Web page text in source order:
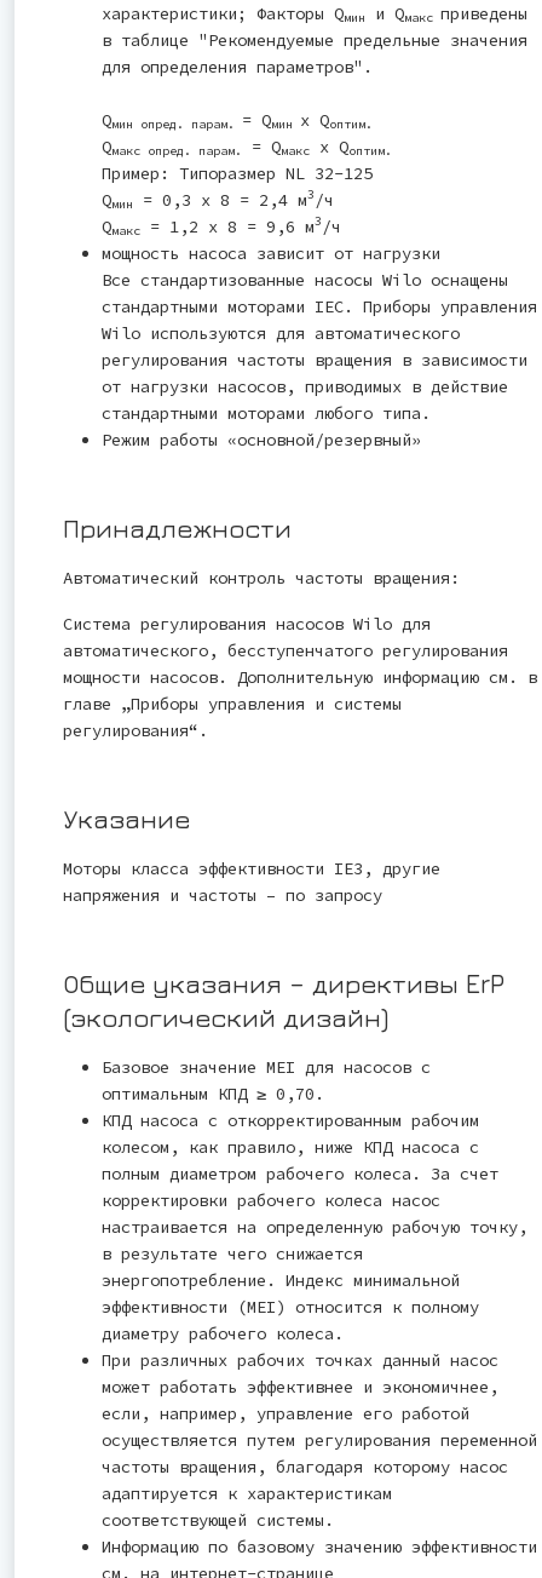
характеристики; Факторы Qмин и Qмакс приведены
в таблице "Рекомендуемые предельные значения
для определения параметров".
Qмин опред. парам. = Qмин x Qоптим.
Qмакс опред. парам. = Qмакс x Qоптим.
Пример: Типоразмер NL 32-125
Qмин = 0,3 x 8 = 2,4 м3 /ч
Qмакс = 1,2 x 8 = 9,6 м3 /ч
мощность насоса зависит от нагрузки
Все стандартизованные насосы Wilo оснащены
стандартными моторами IEC. Приборы управления
Wilo используются для автоматического
регулирования частоты вращения в зависимости
от нагрузки насосов, приводимых в действие
стандартными моторами любого типа.
Режим работы «основной/резервный»
Принадлежности
Автоматический контроль частоты вращения:
Система регулирования насосов Wilo для
автоматического, бесступенчатого регулирования
мощности насосов. Дополнительную информацию см. в
главе „Приборы управления и системы
регулирования“.
Указание
Моторы класса эффективности IE3, другие
напряжения и частоты – по запросу
Общие указания – директивы ErP
(экологический дизайн)
Базовое значение MEI для насосов с
оптимальным КПД ≥ 0,70.
КПД насоса с откорректированным рабочим
колесом, как правило, ниже КПД насоса с
полным диаметром рабочего колеса. За счет
корректировки рабочего колеса насос
настраивается на определенную рабочую точку,
в результате чего снижается
энергопотребление. Индекс минимальной
эффективности (MEI) относится к полному
диаметру рабочего колеса.
При различных рабочих точках данный насос
может работать эффективнее и экономичнее,
если, например, управление его работой
осуществляется путем регулирования переменной
частоты вращения, благодаря которому насос
адаптируется к характеристикам
соответствующей системы.
Информацию по базовому значению эффективности
см. на интернет-странице